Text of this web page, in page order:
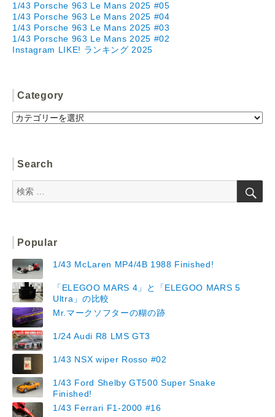
1/43 Porsche 963 Le Mans 2025 #05
1/43 Porsche 963 Le Mans 2025 #04
1/43 Porsche 963 Le Mans 2025 #03
1/43 Porsche 963 Le Mans 2025 #02
Instagram LIKE! ランキング 2025
Category
Category
Search
検
索:
検
Popular
1/43 McLaren MP4/4B 1988 Finished!
「ELEGOO MARS 4」と「ELEGOO MARS 5
Ultra」の比較
Mr.マークソフターの糊の跡
1/24 Audi R8 LMS GT3
1/43 NSX wiper Rosso #02
1/43 Ford Shelby GT500 Super Snake
Finished!
1/43 Ferrari F1-2000 #16